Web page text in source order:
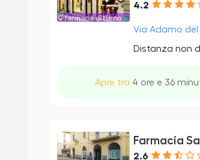
4.2
Via Adamo del
Distanza non
Apre tra 4 ore e 36
Farmacia
2.6